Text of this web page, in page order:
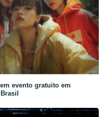
evento gratuito em